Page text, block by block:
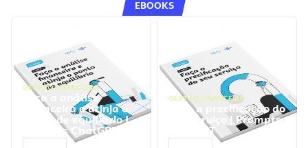
EBOOKS
GESTÃO FINANCEIRA
Faça a análise
financeira e atinja o
ponto de equilíbrio |
Prompts ChatGPT
GESTÃO FINANCEIRA
Faça a precificação do
seu serviço | Prompts
ChatGPT